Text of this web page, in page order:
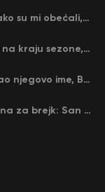
Zašto Rade Krunić ne igra za Srbiju? “Iako su mi obećali, niko me nije zvao…”
Kraj jedne ere – Gvardiola napušta Siti na kraju sezone, menja ga njegov nekadašnji rival
Nejmar ide na Mundijal: Anćeloti pročitao njegovo ime, Brazil u delirijumu (VIDEO)
Strašni Vembanjama “izudarao” šampiona za brejk: San Antonio poveo protiv Oklahome